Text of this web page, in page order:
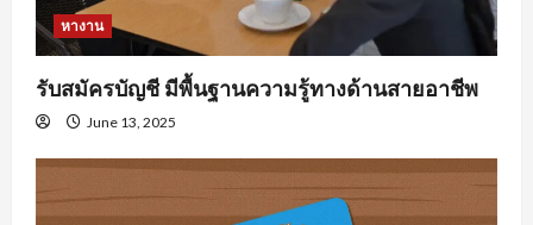
หางาน
รับสมัครบัญชี มีพื้นฐานความรู้ทางด้านสายอาชีพ
June 13, 2025